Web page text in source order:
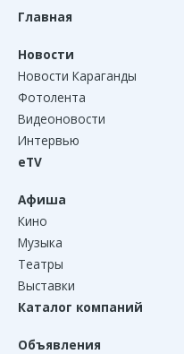
Главная
Новости
Новости Караганды
Фотолента
Видеоновости
Интервью
eTV
Афиша
Кино
Музыка
Театры
Выставки
Каталог компаний
Объявления